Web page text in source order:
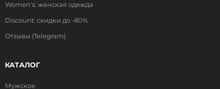
Women's: женская одежда
Discount: скидки до -80%
Отзывы (Telegram)
КАТАЛОГ
Мужское